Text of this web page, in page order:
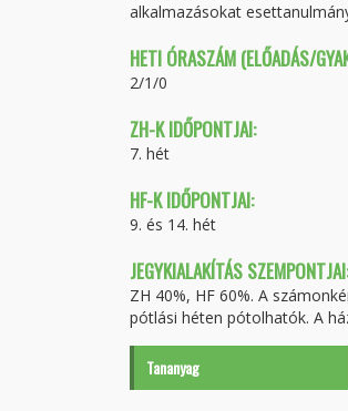
alkalmazásokat
HETI ÓRASZÁM (ELŐADÁS/
2/1/0
ZH-K IDŐPONTJAI:
7. hét
HF-K IDŐPONTJAI:
9. és 14. hét
JEGYKIALAKÍTÁS
ZH 40%, HF 60%. A
pótlási héten pótolhatók. A
Tananyag